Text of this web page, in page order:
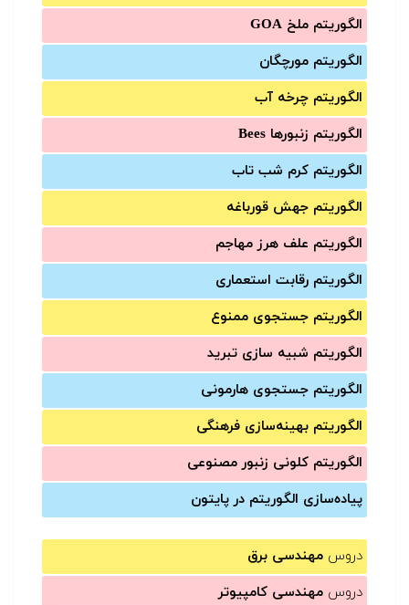
الگوریتم ملخ GOA
الگوریتم مورچگان
الگوریتم چرخه آب
الگوریتم زنبورها Bees
الگوریتم کرم شب تاب
الگوریتم جهش قورباغه
الگوریتم علف هرز مهاجم
الگوریتم رقابت استعماری
الگوریتم جستجوی ممنوع
الگوریتم شبیه سازی تبرید
الگوریتم جستجوی هارمونی
الگوریتم بهینه‌سازی فرهنگی
الگوریتم کلونی زنبور مصنوعی
پیاده‌سازی الگوریتم در پایتون
دروس مهندسی برق
دروس مهندسی کامپیوتر